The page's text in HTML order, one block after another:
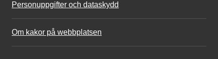
Personuppgifter och dataskydd
Om kakor på webbplatsen